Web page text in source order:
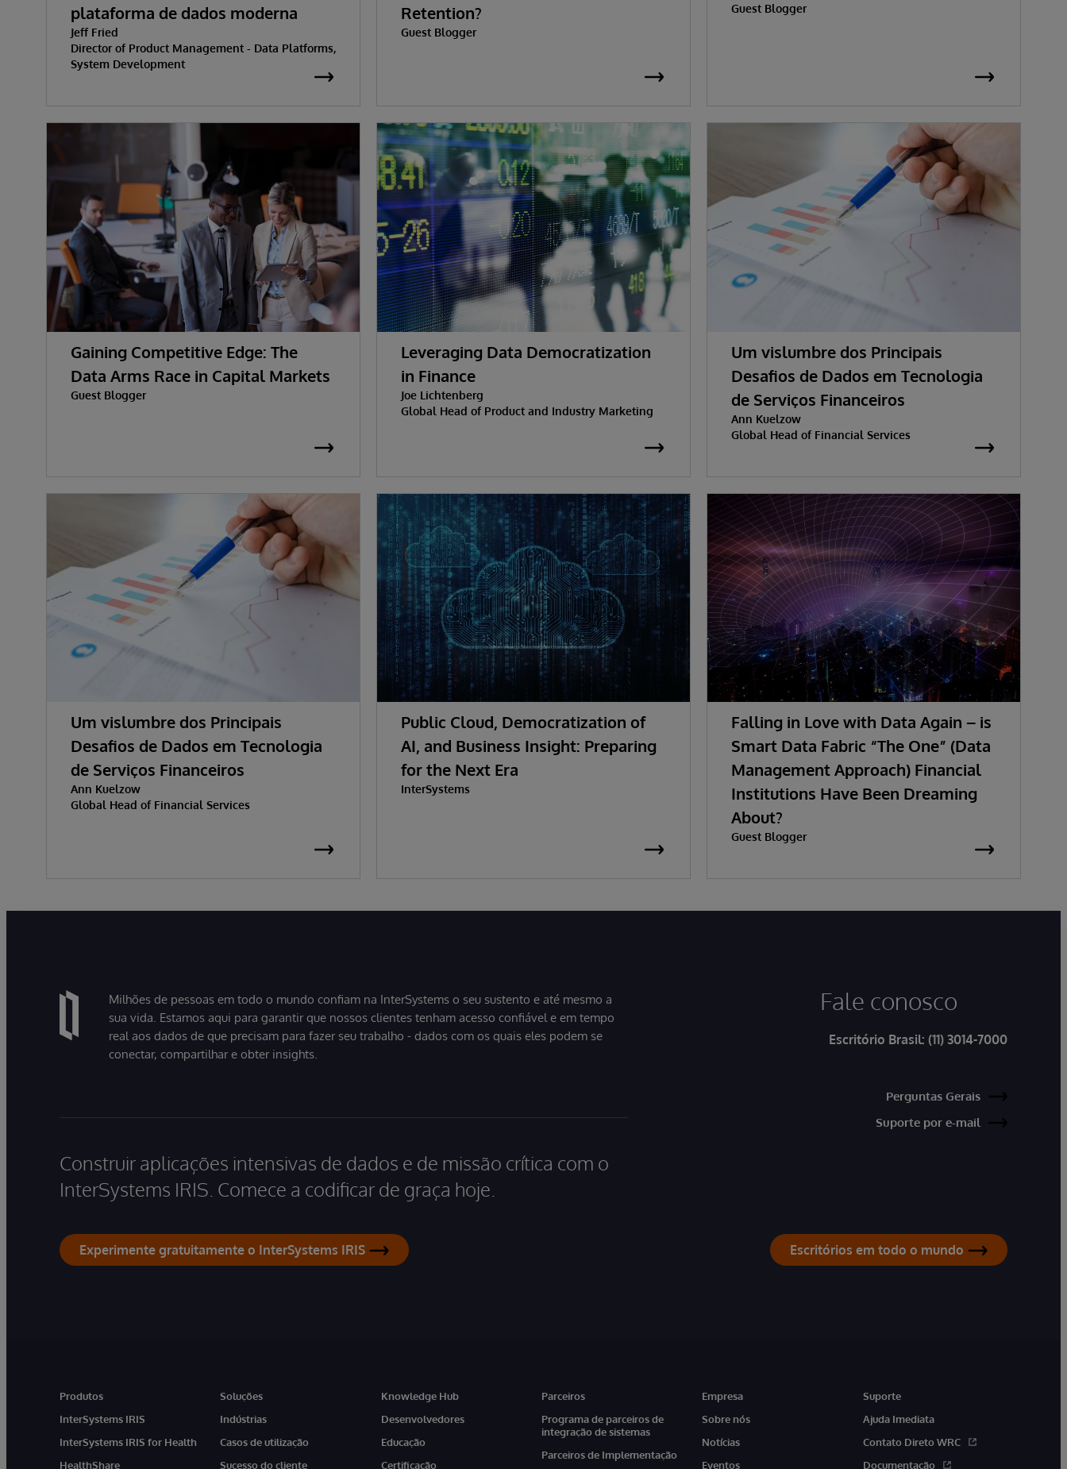
plataforma de dados moderna
Jeff Fried
Director of Product Management - Data Platforms,
System Development
Retention?
Guest Blogger
Guest Blogger
Gaining Competitive Edge: The
Data Arms Race in Capital Markets
Guest Blogger
Leveraging Data Democratization
in Finance
Joe Lichtenberg
Global Head of Product and Industry Marketing
Um vislumbre dos Principais
Desafios de Dados em Tecnologia
de Serviços Financeiros
Ann Kuelzow
Global Head of Financial Services
Um vislumbre dos Principais
Desafios de Dados em Tecnologia
de Serviços Financeiros
Ann Kuelzow
Global Head of Financial Services
Public Cloud, Democratization of
AI, and Business Insight: Preparing
for the Next Era
InterSystems
Falling in Love with Data Again – is
Smart Data Fabric “The One” (Data
Management Approach) Financial
Institutions Have Been Dreaming
About?
Guest Blogger
Milhões de pessoas em todo o mundo confiam na InterSystems o seu sustento e até mesmo a
sua vida. Estamos aqui para garantir que nossos clientes tenham acesso confiável e em tempo
real aos dados de que precisam para fazer seu trabalho - dados com os quais eles podem se
conectar, compartilhar e obter insights.
Construir aplicações intensivas de dados e de missão crítica com o
InterSystems IRIS. Comece a codificar de graça hoje.
Experimente gratuitamente o InterSystems IRIS
Fale conosco
Escritório Brasil: (11) 3014-7000
Perguntas Gerais
Suporte por e-mail
Escritórios em todo o mundo
Produtos
InterSystems IRIS
InterSystems IRIS for Health
HealthShare
Soluções
Indústrias
Casos de utilização
Sucesso do cliente
Knowledge Hub
Desenvolvedores
Educação
Certificação
Parceiros
Programa de parceiros de
integração de sistemas
Parceiros de Implementação
Empresa
Sobre nós
Notícias
Eventos
Suporte
Ajuda Imediata
Contato Direto WRC
Documentação